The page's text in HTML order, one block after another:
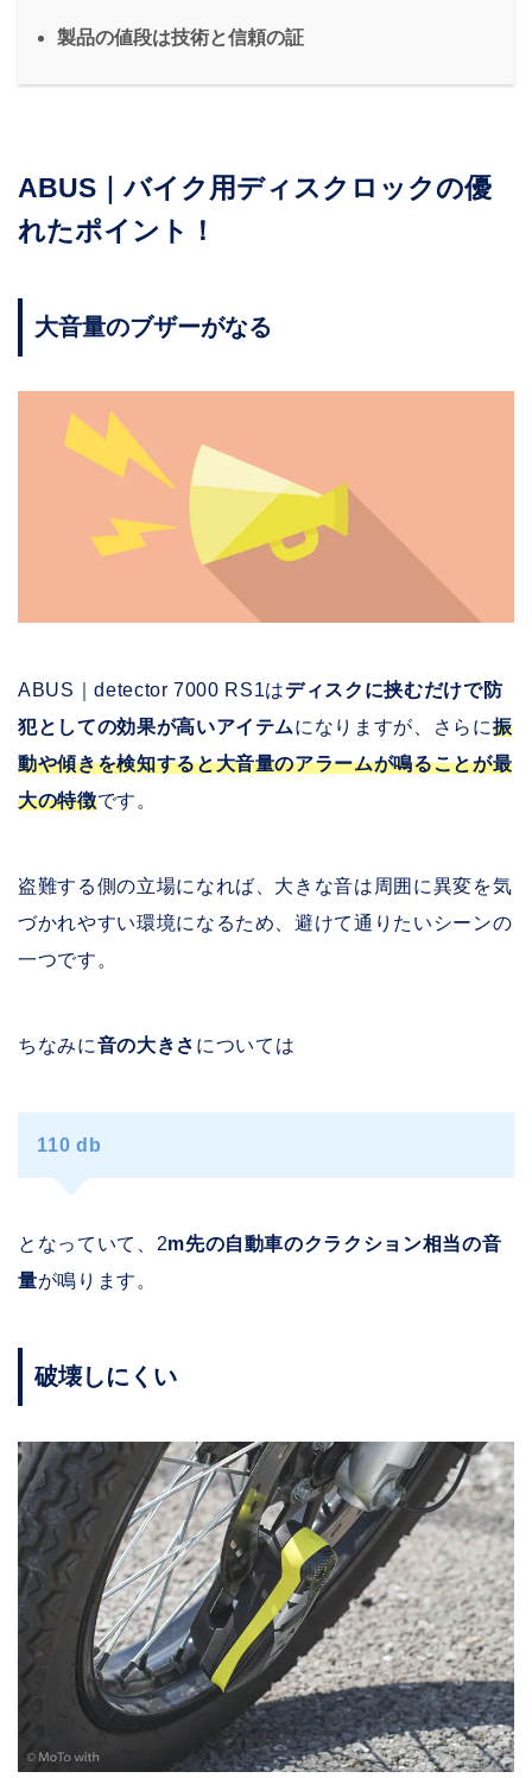
製品の値段は技術と信頼の証
ABUS｜バイク用ディスクロックの優
れたポイント！
大音量のブザーがなる
ABUS｜detector 7000 RS1はディスクに挟むだけで防
犯としての効果が高いアイテムになりますが、さらに振
動や傾きを検知すると大音量のアラームが鳴ることが最
大の特徴です。
盗難する側の立場になれば、大きな音は周囲に異変を気
づかれやすい環境になるため、避けて通りたいシーンの
一つです。
ちなみに音の大きさ については
110 db
となっていて、2m先の自動車のクラクション相当の音
量が鳴ります。
破壊しにくい